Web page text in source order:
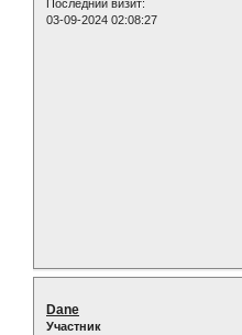
Последний визит:
03-09-2024 02:08:27
Dane
Участник